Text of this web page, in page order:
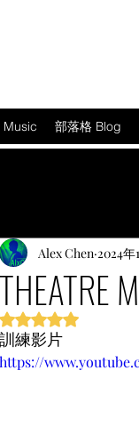
Music 部落格 Blog
Alex Chen 2024年
評等為 NaN（最高
訓練影片
https://